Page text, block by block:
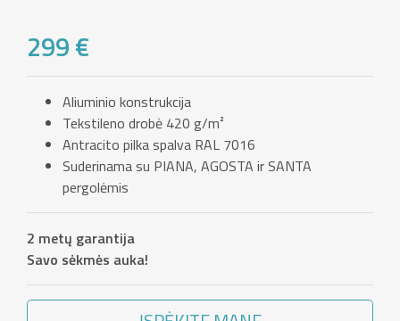
299 €
Aliuminio konstrukcija
Tekstileno drobė 420 g/m²
Antracito pilka spalva RAL 7016
Suderinama su PIANA, AGOSTA ir SANTA
pergolėmis
2 metų garantija
Savo sėkmės auka!